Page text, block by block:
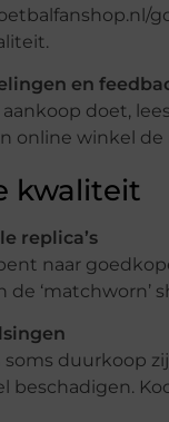
en
aankoop doet,
online winkel de
kwaliteit
replica’s
naar
de
soms duurkoop
beschadigen.